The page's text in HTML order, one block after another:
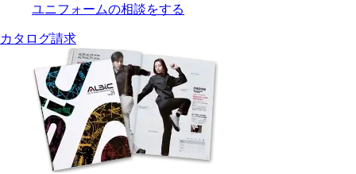
ユニフォームの相談をする
カタログ請求